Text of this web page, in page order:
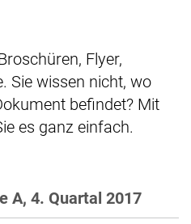
Flyer,
Sie wissen nicht, wo
befindet? Mit
es ganz einfach.
A, 4. Quartal 2017